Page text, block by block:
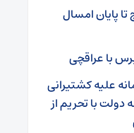
تا پایان امسال
با عراقچی
علیه کشتیرانی
دولت با تحریم از